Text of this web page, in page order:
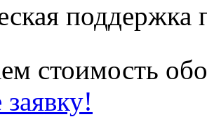
поддержка
стоимость